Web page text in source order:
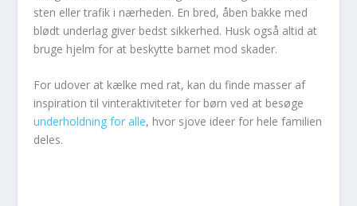
sten eller trafik i nærheden. En bred, åben bakke med
blødt underlag giver bedst sikkerhed. Husk også altid at
bruge hjelm for at beskytte barnet mod skader.
For udover at kælke med rat, kan du finde masser af
inspiration til vinteraktiviteter for børn ved at besøge
underholdning for alle, hvor sjove ideer for hele familien
deles.